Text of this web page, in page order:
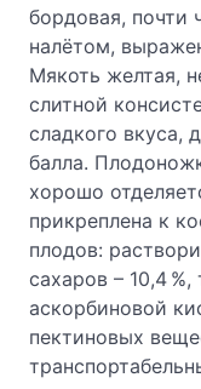
бордовая, почти
налётом,
Мякоть желтая,
слитной
сладкого вкуса,
балла.
хорошо
прикреплена к
плодов:
сахаров – 10,4
аскорбиновой
пектиновых